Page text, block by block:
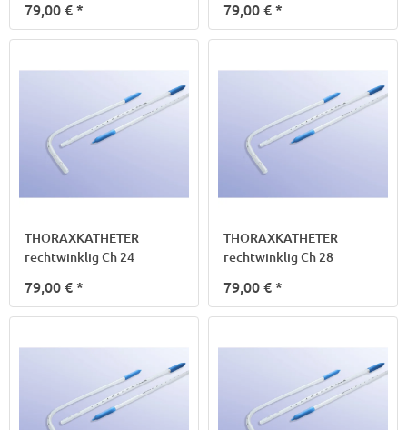
79,00 €* 79,00 €*
THORAXKATHETER
rechtwinklig Ch 24
79,00 €*
THORAXKATHETER
rechtwinklig Ch 28
79,00 €*